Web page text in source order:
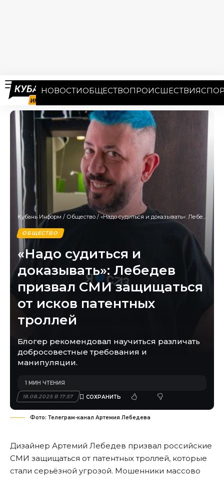
НОВОСТИОБЩЕСТВОПРОИСШЕСТВИЯ
Кубань Информ / Общество / «Надо судиться и доказывать»: Лебедев призвал СМИ защищаться от исков патентных троллей
ОБЩЕСТВО
«Надо судиться и
доказывать»: Лебедев
призвал СМИ защищаться
от исков патентных
троллей
Блогер рекомендовал научиться различать
добросовестные требования и
манипуляции.
18.08.2025 В 17:57
1 МИН ЧТЕНИЯ
Фото: Телеграм-канал Артемия Лебедева
Дизайнер Артемий Лебедев призвал российские
СМИ защищаться от патентных троллей, которые
стали серьёзной угрозой. Мошенники массово